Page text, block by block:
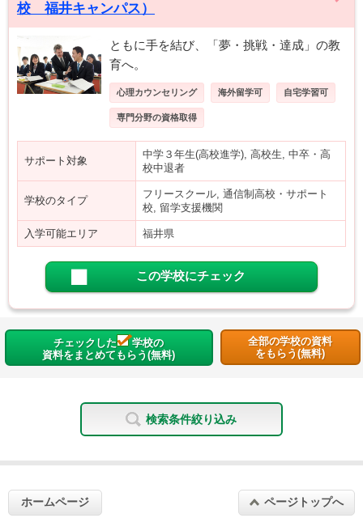
校 福井キャンパス）
ともに手を結び、「夢・挑戦・達成」の教
育へ。
心理カウンセリング 海外留学可 自宅学習可
専門分野の資格取得
サポート対象
中学３年生(高校進学), 高校生, 中卒・高
校中退者
学校のタイプ
フリースクール, 通信制高校・サポート
校, 留学支援機関
入学可能エリア 福井県
この学校にチェック
チェックした
学校の
資料をまとめてもらう(無料)
全部の学校の資料
をもらう(無料)
検索条件絞り込み
ホームページ ページトップへ